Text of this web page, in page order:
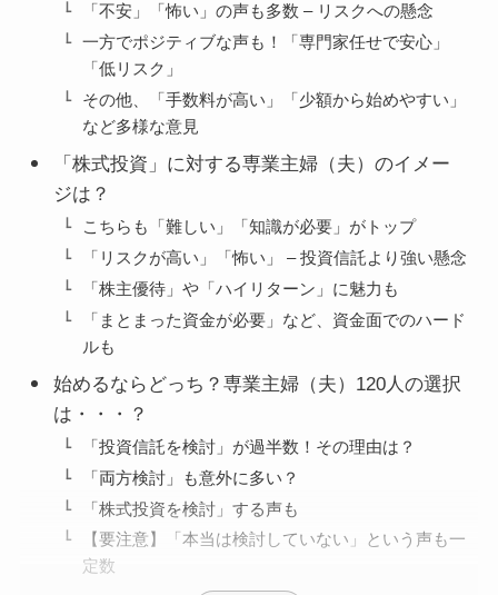
「不安」「怖い」の声も多数 – リスクへの懸念
一方でポジティブな声も！「専門家任せで安心」
「低リスク」
その他、「手数料が高い」「少額から始めやすい」
など多様な意見
「株式投資」に対する専業主婦（夫）のイメー
ジは？
こちらも「難しい」「知識が必要」がトップ
「リスクが高い」「怖い」 – 投資信託より強い懸念
「株主優待」や「ハイリターン」に魅力も
「まとまった資金が必要」など、資金面でのハード
ルも
始めるならどっち？専業主婦（夫）120人の選択
は・・・？
「投資信託を検討」が過半数！その理由は？
「両方検討」も意外に多い？
「株式投資を検討」する声も
【要注意】「本当は検討していない」という声も一
定数